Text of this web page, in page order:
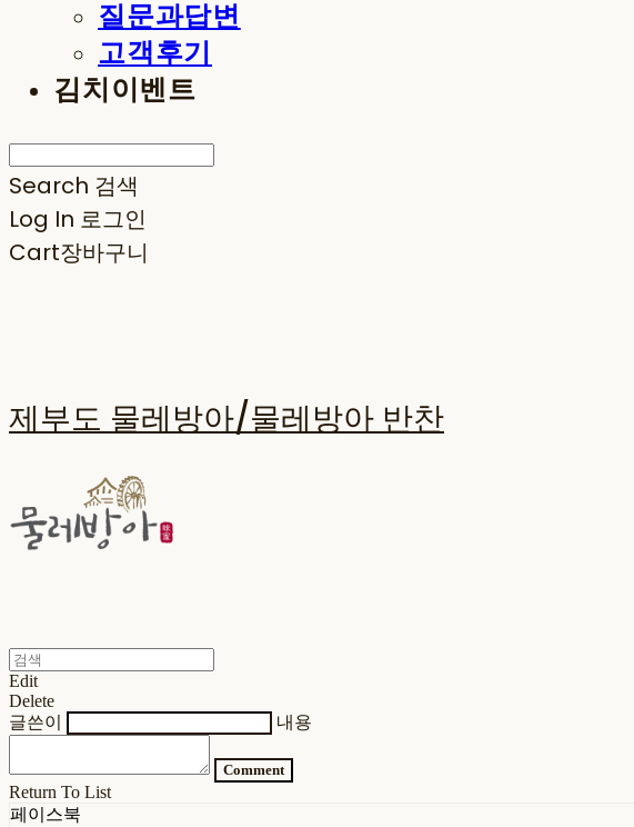
질문과답변
고객후기
김치이벤트
Search 검색
Log In 로그인
Cart장바구니
제부도 물레방아/물레방아 반찬
Edit
Delete
글쓴이
내용
Comment
Return To List
페이스북